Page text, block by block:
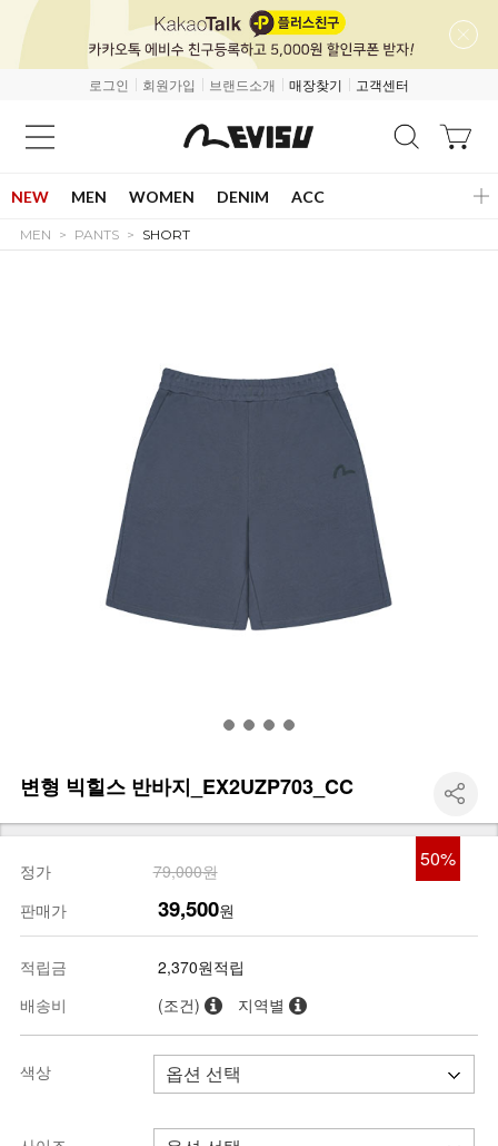
로그인 회원가입 브랜드소개 매장찾기 고객센터
NEW MEN WOMEN DENIM ACC
MEN PANTS SHORT
변형 빅힐스 반바지_EX2UZP703_CC
50%
정가
79,000원
판매가
39,500원
적립금
2,370원적립
배송비
(조건) 지역별
색상